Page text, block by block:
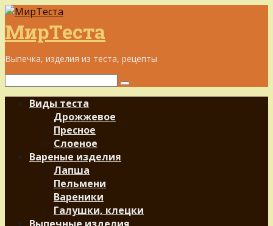
Перейти
к
контенту
МирТеста
Выпечка, изделия из теста, рецепты
Поиск:
Виды теста
Дрожжевое
Пресное
Слоеное
Вареные изделия
Лапша
Пельмени
Вареники
Галушки, клецки